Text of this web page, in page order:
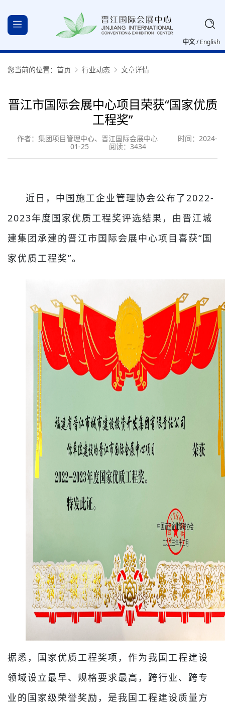
中文/English
您当前的位置： 首页 行业动态 文章详情
晋江市国际会展中心项目荣获“国家优质
工程奖”
作者：集团项目管理中心、晋江国际会展中心
时间：2024-
01-25
阅读：3434
近日，中国施工企业管理协会公布了2022-
2023年度国家优质工程奖评选结果，由晋江城
建集团承建的晋江市国际会展中心项目喜获“国
家优质工程奖”。
据悉，国家优质工程奖项，作为我国工程建设
领域设立最早、规格要求最高，跨行业、跨专
业的国家级荣誉奖励，是我国工程建设质量方